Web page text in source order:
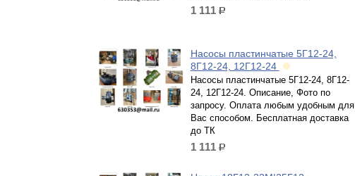
1 111 р.
Насосы пластинчатые 5Г12-24,
8Г12-24, 12Г12-24
Насосы пластинчатые 5Г12-24, 8Г12-
24, 12Г12-24. Описание, Фото по
запросу. Оплата любым удобным для
Вас способом. Бесплатная доставка
до ТК
1 111 р.